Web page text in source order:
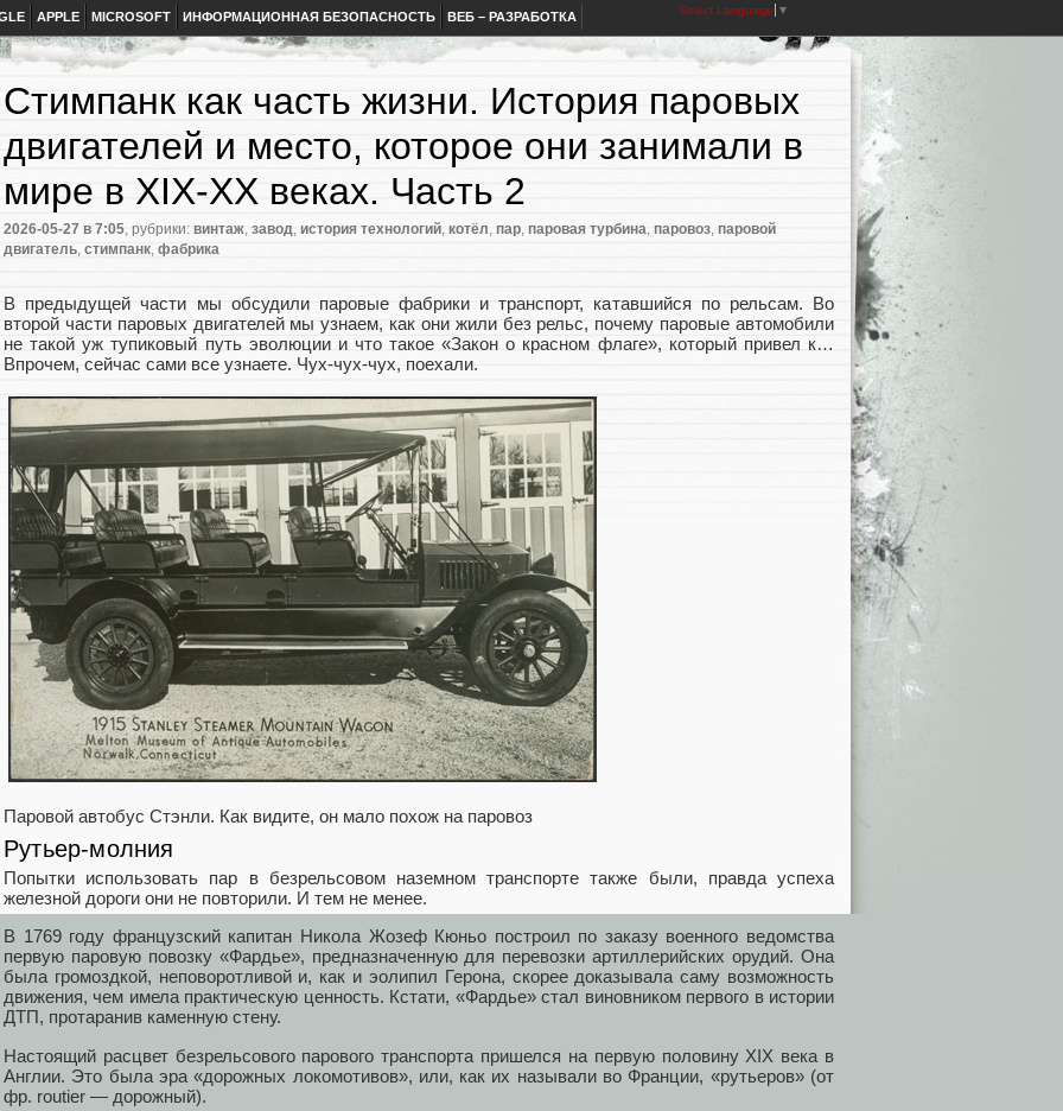
APPLE MICROSOFT ИНФОРМАЦИОННАЯ БЕЗОПАСНОСТЬ ВЕБ – РАЗРАБОТКА Select Language ▼
Стимпанк как часть жизни. История паровых
двигателей и место, которое они занимали в
мире в XIX-XX веках. Часть 2
2026-05-27 в 7:05, рубрики: винтаж, завод, история технологий, котёл, пар, паровая турбина, паровоз, паровой
двигатель, стимпанк, фабрика
В предыдущей части мы обсудили паровые фабрики и транспорт, катавшийся по рельсам. Во
второй части паровых двигателей мы узнаем, как они жили без рельс, почему паровые автомобили
не такой уж тупиковый путь эволюции и что такое «Закон о красном флаге», который привел к…
Впрочем, сейчас сами все узнаете. Чух-чух-чух, поехали.
Паровой автобус Стэнли. Как видите, он мало похож на паровоз
Рутьер-молния
Попытки использовать пар в безрельсовом наземном транспорте также были, правда успеха
железной дороги они не повторили. И тем не менее.
В 1769 году французский капитан Никола Жозеф Кюньо построил по заказу военного ведомства
первую паровую повозку «Фардье», предназначенную для перевозки артиллерийских орудий. Она
была громоздкой, неповоротливой и, как и эолипил Герона, скорее доказывала саму возможность
движения, чем имела практическую ценность. Кстати, «Фардье» стал виновником первого в истории
ДТП, протаранив каменную стену.
Настоящий расцвет безрельсового парового транспорта пришелся на первую половину XIX века в
Англии. Это была эра «дорожных локомотивов», или, как их называли во Франции, «рутьеров» (от
фр. routier — дорожный).